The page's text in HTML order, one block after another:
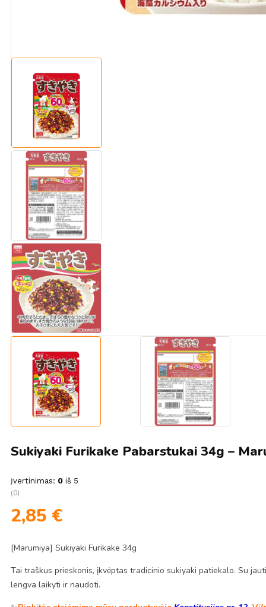
Sukiyaki Furikake Pabarstukai 34g –
Įvertinimas: 0 iš 5
(0)
2,85 €
[Marumiya] Sukiyaki Furikake 34g
Tai traškus prieskonis, įkvėptas tradicinio sukiyaki patiekalo. Su
lengva laikyti ir naudoti.